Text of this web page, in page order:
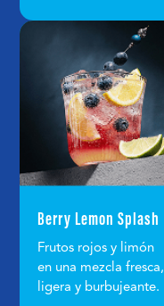
Berry Lemon Splash
Frutos rojos y limón
en una mezcla fresca,
ligera y burbujeante.